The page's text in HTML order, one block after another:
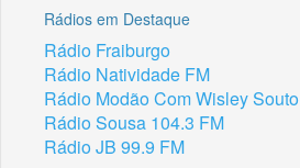
Rádios em Destaque
Rádio Fraiburgo
Rádio Natividade FM
Rádio Modão Com Wisley Souto
Rádio Sousa 104.3 FM
Rádio JB 99.9 FM